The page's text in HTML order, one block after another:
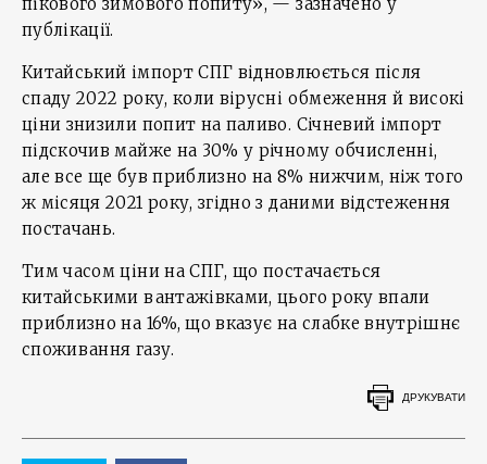
публікації.
Китайський імпорт CПГ відновлюється після
спаду 2022 року, коли вірусні обмеження й високі
ціни знизили попит на паливо. Січневий імпорт
підскочив майже на 30% у річному обчисленні,
але все ще був приблизно на 8% нижчим, ніж того
ж місяця 2021 року, згідно з даними відстеження
постачань.
Тим часом ціни на CПГ, що постачається
китайськими вантажівками, цього року впали
приблизно на 16%, що вказує на слабке внутрішнє
споживання газу.
ДРУКУВАТИ